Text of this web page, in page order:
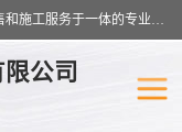
山东台运防水材料有限公司是集科研开发、生产销售和施工服务于一体的专业化防水材料厂家，公司拥有雄厚的研制生产实力和丰富的实际施工经验，在防水材料及施工行业拥有广泛的信誉；公司主要产品有：耐根穿刺SBS防水卷材,自粘型防水卷材,耐水型防水卷材,聚乙烯丙涤纶高分子防水卷材,自粘橡胶沥青防水卷材等。
公司